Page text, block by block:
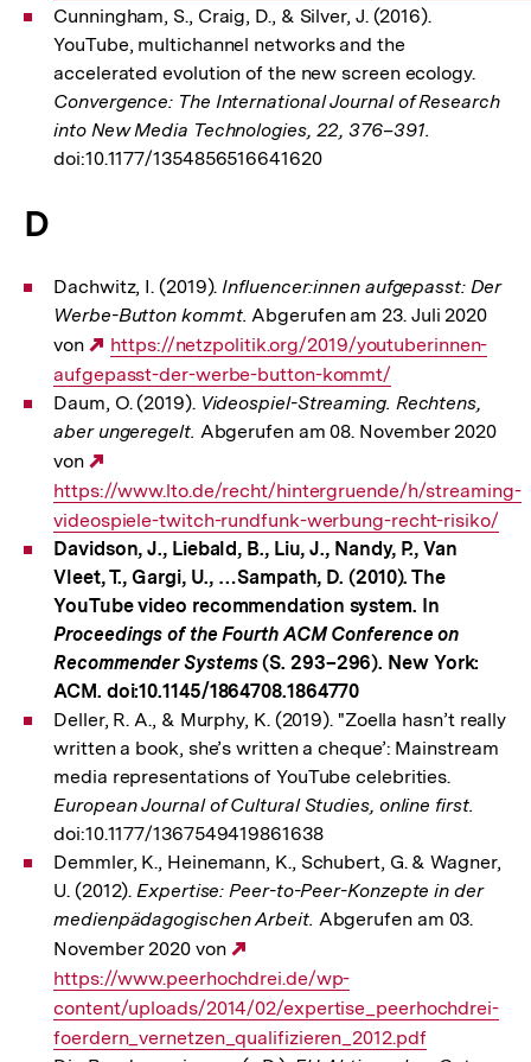
Cunningham, S., Craig, D., & Silver, J. (2016).
YouTube, multichannel networks and the
accelerated evolution of the new screen ecology.
Convergence: The International Journal of Research
into New Media Technologies, 22, 376–391.
doi:10.1177/1354856516641620
D
Dachwitz, I. (2019).Influencer:innen aufgepasst: Der
Werbe-Button kommt. Abgerufen am 23. Juli 2020
von
Externer
Link:
https://netzpolitik.org/2019/youtuberinnen-
aufgepasst-der-werbe-button-kommt/
Daum, O. (2019). Videospiel-Streaming. Rechtens,
aber ungeregelt. Abgerufen am 08. November 2020
von
Link:
https://www.lto.de/recht/hintergruende/h/streaming-
videospiele-twitch-rundfunk-werbung-recht-risiko/
Davidson, J., Liebald, B., Liu, J., Nandy, P., Van
Vleet, T., Gargi, U., …Sampath, D. (2010). The
YouTube video recommendation system. In
Proceedings of the Fourth ACM Conference on
Recommender Systems(S. 293–296). New York:
ACM. doi:10.1145/1864708.1864770
Deller, R. A., & Murphy, K. (2019). "Zoella hasn’t really
written a book, she’s written a cheque’: Mainstream
media representations of YouTube celebrities.
European Journal of Cultural Studies, online first.
doi:10.1177/1367549419861638
Demmler, K., Heinemann, K., Schubert, G. & Wagner,
U. (2012). Expertise: Peer-to-Peer-Konzepte in der
medienpädagogischen Arbeit. Abgerufen am 03.
November 2020 von
Link:
https://www.peerhochdrei.de/wp-
content/uploads/2014/02/expertise_peerhochdrei-
foerdern_vernetzen_qualifizieren_2012.pdf